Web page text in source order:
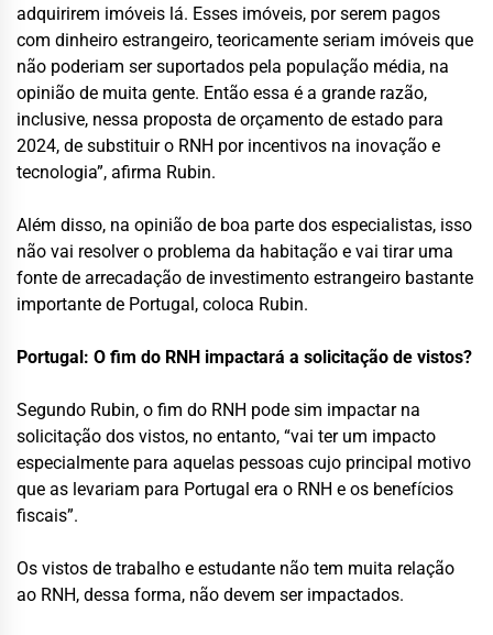
adquirirem imóveis lá. Esses imóveis, por serem pagos
com dinheiro estrangeiro, teoricamente seriam imóveis que
não poderiam ser suportados pela população média, na
opinião de muita gente. Então essa é a grande razão,
inclusive, nessa proposta de orçamento de estado para
2024, de substituir o RNH por incentivos na inovação e
tecnologia”, afirma Rubin.
Além disso, na opinião de boa parte dos especialistas, isso
não vai resolver o problema da habitação e vai tirar uma
fonte de arrecadação de investimento estrangeiro bastante
importante de Portugal, coloca Rubin.
Portugal: O fim do RNH impactará a solicitação de vistos?
Segundo Rubin, o fim do RNH pode sim impactar na
solicitação dos vistos, no entanto, “vai ter um impacto
especialmente para aquelas pessoas cujo principal motivo
que as levariam para Portugal era o RNH e os benefícios
fiscais”.
Os vistos de trabalho e estudante não tem muita relação
ao RNH, dessa forma, não devem ser impactados.